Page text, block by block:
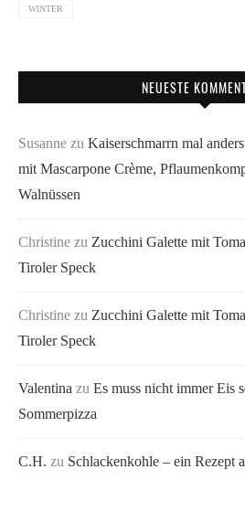
WINTER
NEUESTE
Susanne zu Kaiserschmarrn mal
mit Mascarpone Crème,
Walnüssen
Christine zu Zucchini Galette mit
Tiroler Speck
Christine zu Zucchini Galette mit
Tiroler Speck
Valentina zu Es muss nicht immer Eis
Sommerpizza
C.H. zu Schlackenkohle – ein Rezept